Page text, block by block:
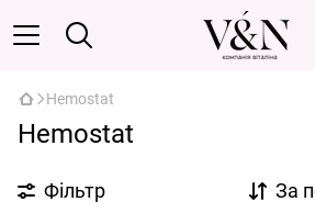
Hemostat
Hemostat
Фільтр За